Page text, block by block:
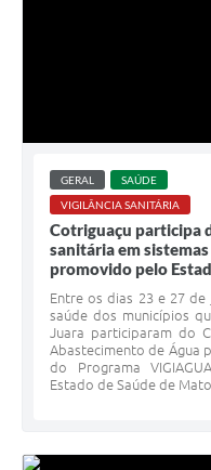
GERAL
SAÚDE
VIGILÂNCIA SANITÁRIA
Cotriguaçu participa
sanitária em
promovido pelo
Entre os dias 23 e 27
saúde dos municípios
Juara participaram do
Abastecimento de Água
do Programa
Estado de Saúde de Mato